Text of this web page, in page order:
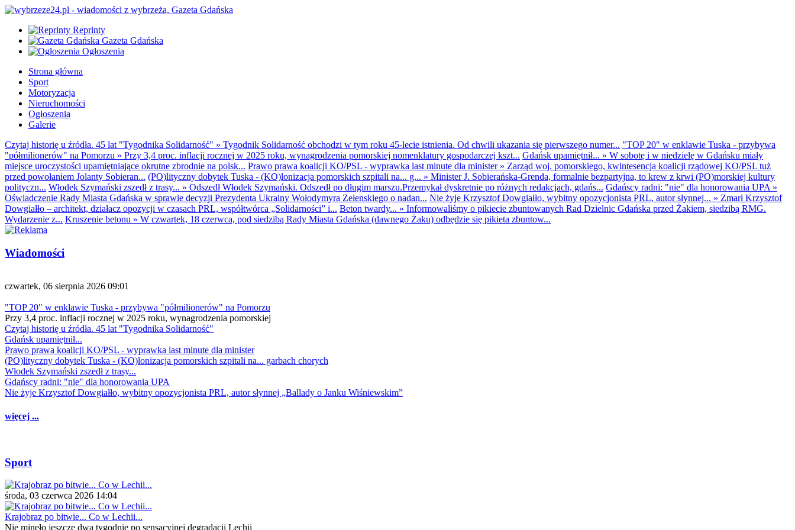
Reprinty
Gazeta Gdańska
Ogłoszenia
Strona główna
Sport
Motoryzacja
Nieruchomości
Ogłoszenia
Galerie
Czytaj historię u źródła. 45 lat "Tygodnika Solidarność" » Tygodnik Solidarność obchodzi w tym roku 45-lecie istnienia. Od chwili ukazania się pierwszego numer... "TOP 20" w enklawie Tuska - przybywa
"półmilionerów" na Pomorzu » Przy 3,4 proc. inflacji rocznej w 2025 roku, wynagrodzenia pomorskiej nomenklatury gospodarczej kszt... Gdańsk upamiętnił... » W sobotę i w niedzielę w Gdańsku miały
miejsce uroczystości upamiętniające okrutne zbrodnie na polsk... Prawo prawa koalicji KO/PSL - wyprawka last minute dla minister» Zarząd woj. pomorskiego, kwintesencja koalicji rządowej KO/PSL tuż
przed powołaniem Jolanty Sobieran... (PO)lityczny dobytek Tuska - (KO)lonizacja pomorskich szpitali na... g... » Minister J. Sobierańska-Grenda, formalnie bezpartyjna, to krew z krwi (PO)morskiej kultury
polityczn... Włodek Szymański zszedł z trasy... » Odszedł Włodek Szymański. Odszedł po długim marszu.Przemykał dyskretnie po różnych redakcjach, gdańs... Gdańscy radni: "nie" dla honorowania UPA »
Oświadczenie Rady Miasta Gdańska w sprawie decyzji Prezydenta Ukrainy Wołodymyra Zełenskiego o nadan... Nie żyje Krzysztof Dowgiałło, wybitny opozycjonista PRL, autor słynnej... » Zmarł Krzysztof
Dowgiałło – architekt, działacz opozycji w czasach PRL, współtwórca „Solidarności” i... Beton twardy... » Informowaliśmy o pikiecie zbuntowanych Rad Dzielnic Gdańska przed Żakiem, siedzibą RMG.
Wydarzenie z... Kruszenie betonu » W czwartek, 18 czerwca, pod siedzibą Rady Miasta Gdańska (dawnego Żaku) odbędzie się pikieta zbuntow...
Wiadomości
czwartek, 06 sierpnia 2026 09:01
"TOP 20" w enklawie Tuska - przybywa "półmilionerów" na Pomorzu
Przy 3,4 proc. inflacji rocznej w 2025 roku, wynagrodzenia pomorskiej
Czytaj historię u źródła. 45 lat "Tygodnika Solidarność"
Gdańsk upamiętnił...
Prawo prawa koalicji KO/PSL - wyprawka last minute dla minister
(PO)lityczny dobytek Tuska - (KO)lonizacja pomorskich szpitali na... garbach chorych
Włodek Szymański zszedł z trasy...
Gdańscy radni: "nie" dla honorowania UPA
Nie żyje Krzysztof Dowgiałło, wybitny opozycjonista PRL, autor słynnej „Ballady o Janku Wiśniewskim”
więcej ...
Sport
środa, 03 czerwca 2026 14:04
Krajobraz po bitwie... Co w Lechii...
Nie minęło jeszcze dwa tygodnie po sensacyjnej degradacji Lechii